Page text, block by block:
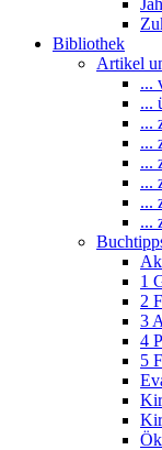
Bibliothek
Artikel
...
...
...
...
...
...
...
...
1
2
3
4
5